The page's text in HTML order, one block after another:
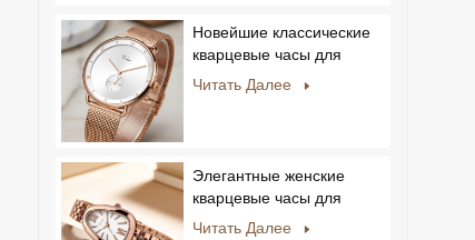
Новейшие классические
кварцевые часы для
мужчин:
мужчин и женщин.
Читать Далее
Элегантные женские
кварцевые часы для
частных и эксклюзивных
Читать Далее